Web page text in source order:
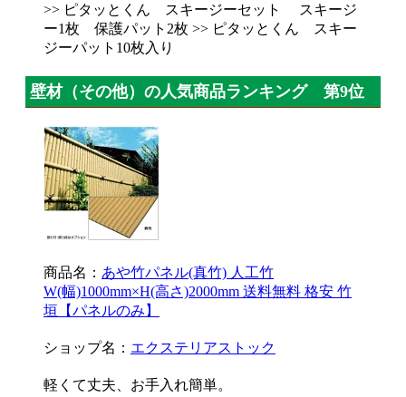
>> ピタッとくん スキージーセット スキージ
ー1枚 保護パット2枚 >> ピタッとくん スキー
ジーパット10枚入り
壁材（その他）の人気商品ランキング 第9位
商品名： あや竹パネル(真竹) 人工竹
W(幅)1000mm×H(高さ)2000mm 送料無料 格安 竹
垣【パネルのみ】
ショップ名： エクステリアストック
軽くて丈夫、お手入れ簡単。